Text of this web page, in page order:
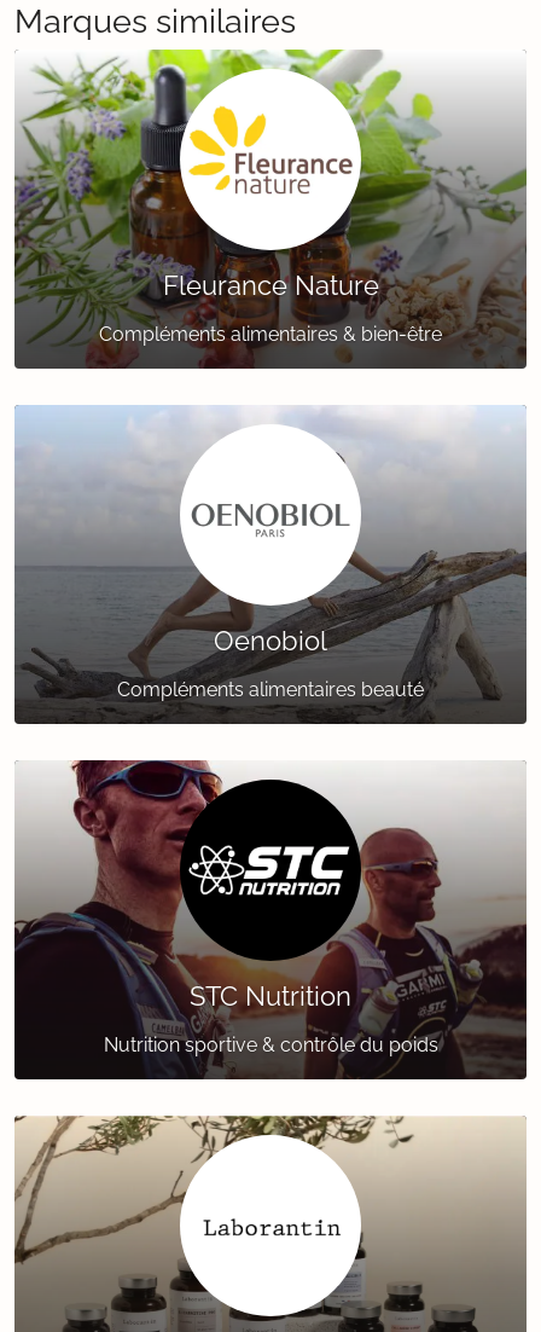
Marques similaires
Fleurance Nature
Compléments alimentaires & bien-être
Oenobiol
Compléments alimentaires beauté
STC Nutrition
Nutrition sportive & contrôle du poids